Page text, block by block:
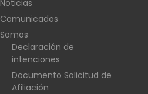
Noticias
Comunicados
Somos
Declaración de
intenciones
Documento Solicitud de
Afiliación